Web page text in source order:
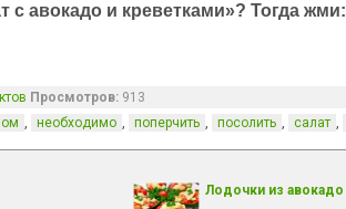
с авокадо и креветками»? Тогда жми:
Просмотров: 913
, необходимо , поперчить , посолить , салат ,
Лодочки из авокадо